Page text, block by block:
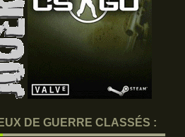
DE GUERRE CLASSÉS :